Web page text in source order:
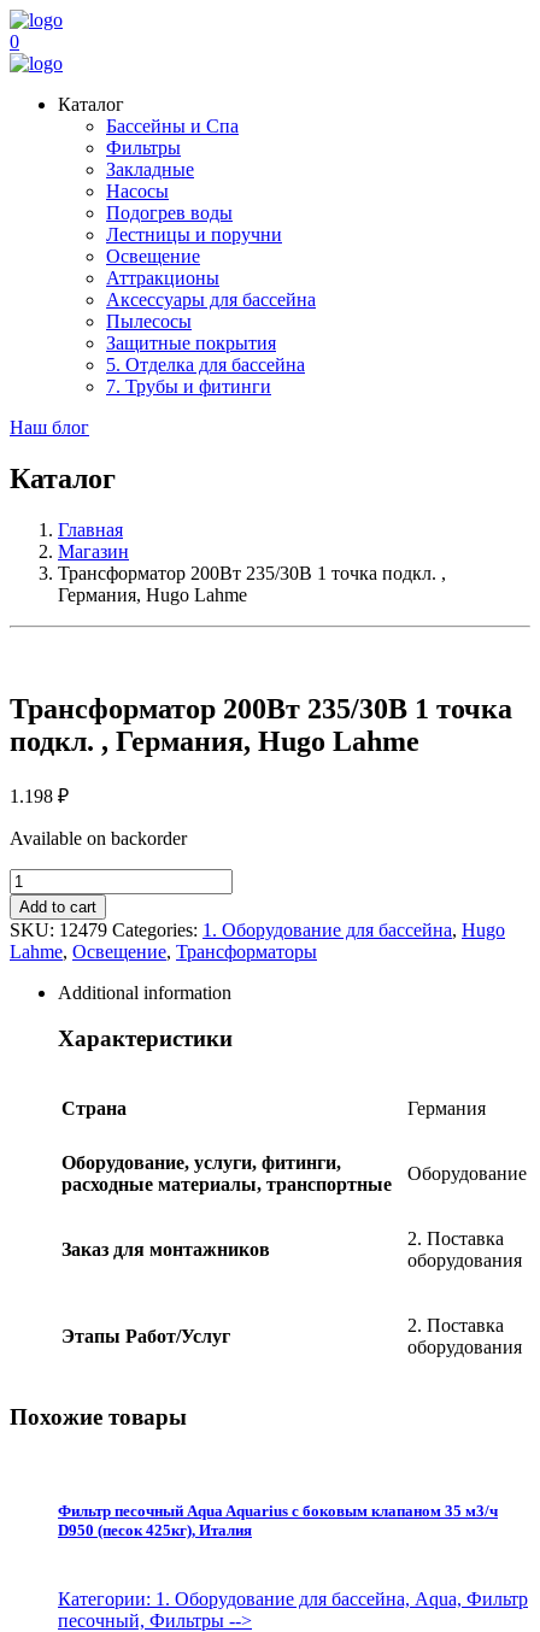
0
Каталог
Бассейны и Спа
Фильтры
Закладные
Насосы
Подогрев воды
Лестницы и поручни
Освещение
Аттракционы
Аксессуары для бассейна
Пылесосы
Защитные покрытия
5. Отделка для бассейна
7. Трубы и фитинги
Наш блог
Каталог
Главная
Магазин
Трансформатор 200Вт 235/30В 1 точка подкл. ,
Германия, Hugo Lahme
Трансформатор 200Вт 235/30В 1 точка
подкл. , Германия, Hugo Lahme
1.198 ₽
Available on backorder
Трансформатор
200Вт
235/30В
1
точка
подкл.
Германия,
Add to cart
SKU: 12479 Categories: 1. Оборудование для бассейна, Hugo
Lahme, Освещение, Трансформаторы
Additional information
Характеристики
Страна Германия
Оборудование, услуги, фитинги,
расходные материалы, транспортные
Оборудование
Заказ для монтажников
2. Поставка
оборудования
Этапы Работ/Услуг
2. Поставка
оборудования
Похожие товары
Фильтр песочный Aqua Aquarius с боковым клапаном 35 м3/ч
D950 (песок 425кг), Италия
Категории: 1. Оборудование для бассейна, Aqua, Фильтр
песочный, Фильтры -->